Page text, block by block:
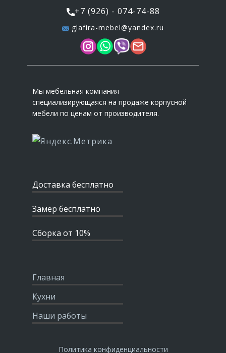
+7 (926) - 074-74-88
glafira-mebel@yandex.ru
Мы мебельная компания
специализирующаяся на продаже корпусной
мебели по ценам от производителя.
Доставка бесплатно
Замер бесплатно
Сборка от 10%
Главная
Кухни
Наши работы
Политика конфиденциальности